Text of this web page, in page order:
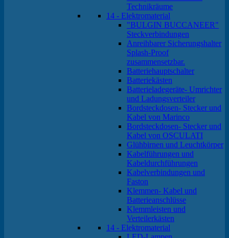
Technikräume
14 - Elektromaterial
"BULGIN BUCCANEER"
Steckverbindungen
Anreihbarer Sicherungshalter
Splash-Proof
zusammensetzbar.
Batteriehauptschalter
Batteriekästen
Batterieladegeräte- Umrichter
und Ladungsverteiler
Bordsteckdosen- Stecker und
Kabel von Marinco
Bordsteckdosen- Stecker und
Kabel von OSCULATI
Glühbirnen und Leuchtkörper
Kabelführungen und
Kabeldurchführungen
Kabelverbindungen und
Faston
Klemmen- Kabel und
Batterieanschlüsse
Klemmleisten und
Verteilerkästen
14 - Elektromaterial